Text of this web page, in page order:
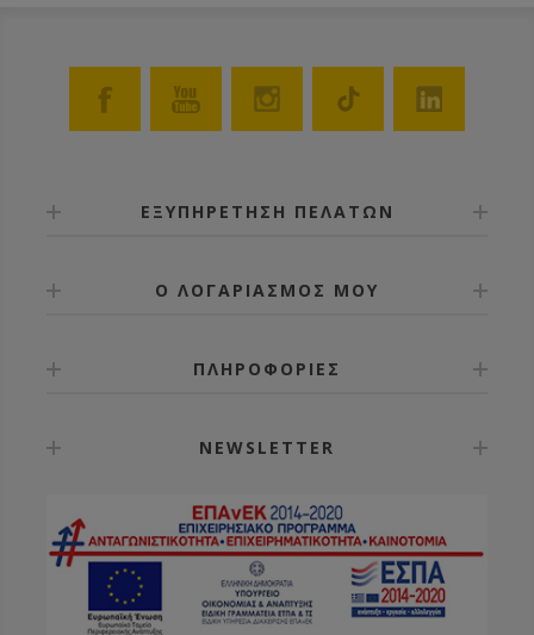
ΕΞΥΠΗΡΕΤΗΣΗ ΠΕΛΑΤΩΝ
Ο ΛΟΓΑΡΙΑΣΜΟΣ ΜΟΥ
ΠΛΗΡΟΦΟΡΙΕΣ
NEWSLETTER